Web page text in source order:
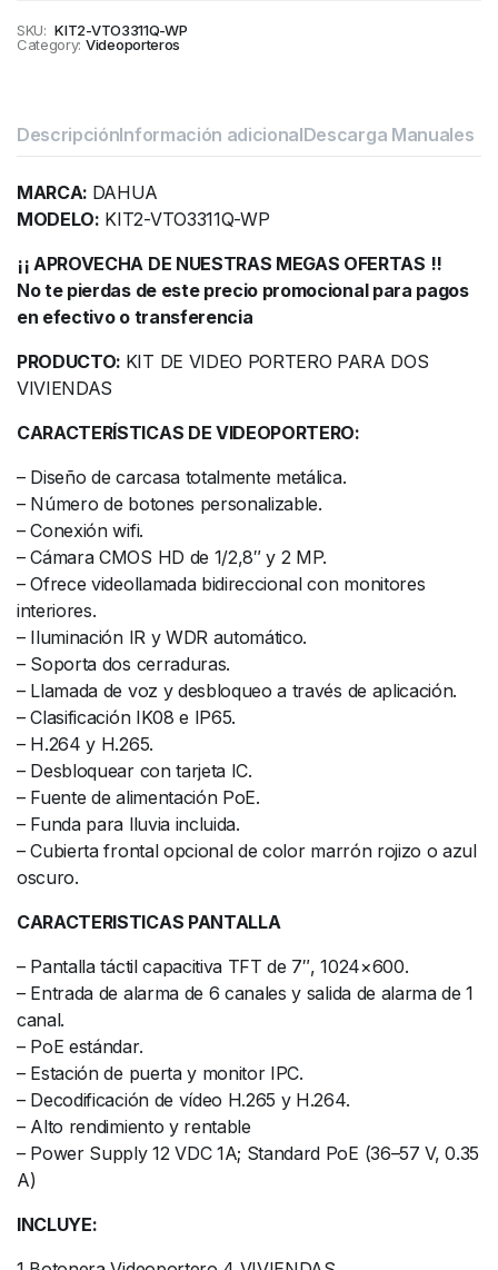
SKU: KIT2-VTO3311Q-WP
Category: Videoporteros
DescripciónInformación adicionalDescarga Manuales
MARCA: DAHUA
MODELO: KIT2-VTO3311Q-WP
¡¡ APROVECHA DE NUESTRAS MEGAS OFERTAS !!
No te pierdas de este precio promocional para pagos
en efectivo o transferencia
PRODUCTO: KIT DE VIDEO PORTERO PARA DOS
VIVIENDAS
CARACTERÍSTICAS DE VIDEOPORTERO:
– Diseño de carcasa totalmente metálica.
– Número de botones personalizable.
– Conexión wifi.
– Cámara CMOS HD de 1/2,8″ y 2 MP.
– Ofrece videollamada bidireccional con monitores
interiores.
– Iluminación IR y WDR automático.
– Soporta dos cerraduras.
– Llamada de voz y desbloqueo a través de aplicación.
– Clasificación IK08 e IP65.
– H.264 y H.265.
– Desbloquear con tarjeta IC.
– Fuente de alimentación PoE.
– Funda para lluvia incluida.
– Cubierta frontal opcional de color marrón rojizo o azul
oscuro.
CARACTERISTICAS PANTALLA
– Pantalla táctil capacitiva TFT de 7″, 1024×600.
– Entrada de alarma de 6 canales y salida de alarma de 1
canal.
– PoE estándar.
– Estación de puerta y monitor IPC.
– Decodificación de vídeo H.265 y H.264.
– Alto rendimiento y rentable
– Power Supply 12 VDC 1A; Standard PoE (36–57 V, 0.35
A)
INCLUYE: